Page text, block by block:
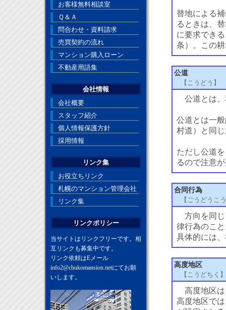
替地による
るときは、
に要求でき
条）。この
公道
【こうどう】
公道とは、
公道とは一
村道）と同
ただし公道
るので注意
合同行為
【ごうどうこ
方向を同じ
律行為のこ
具体的には
高度地区
【こうどちく】
高度地区は
高度地区で
お客様無料相談室
Ｑ＆Ａ
問合わせ・資料請求
売買契約の流れ
マンション購入ローン
不動産用語集
会社情報
会社概要
スタッフ紹介
個人情報保護方針
採用情報
リンク集
お役立ちリンク
札幌のマンション管理会社
リンク集
リンクポリシー
当サイトはリンクフリーです。相
互リンクも募集中です。
リンク依頼はEメール
info2@chukomansion.netにてお願
いします。